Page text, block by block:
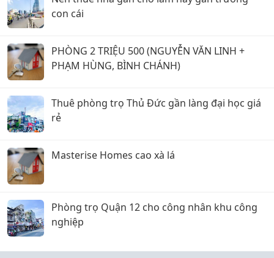
con cái
PHÒNG 2 TRIỆU 500 (NGUYỄN VĂN LINH +
PHẠM HÙNG, BÌNH CHÁNH)
Thuê phòng trọ Thủ Đức gần làng đại học giá
rẻ
Masterise Homes cao xà lá
Phòng trọ Quận 12 cho công nhân khu công
nghiệp